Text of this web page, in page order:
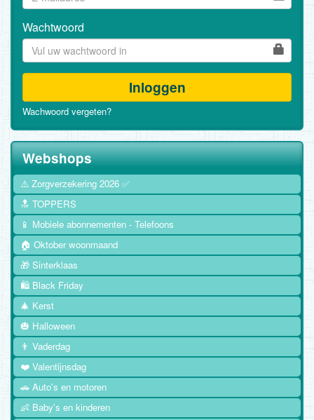
Wachtwoord
Inloggen
Wachwoord vergeten?
Webshops
⚠️ Zorgverzekering 2026 ✅
🔝 TOPPERS
📱 Mobiele abonnementen - Telefoons
🏠 Oktober woonmaand
🎁 Sinterklaas
🛍️ Black Friday
🎄 Kerst
🎃 Halloween
👨 Vaderdag
❤️ Valentijnsdag
🚗 Auto's en motoren
👶 Baby's en kinderen